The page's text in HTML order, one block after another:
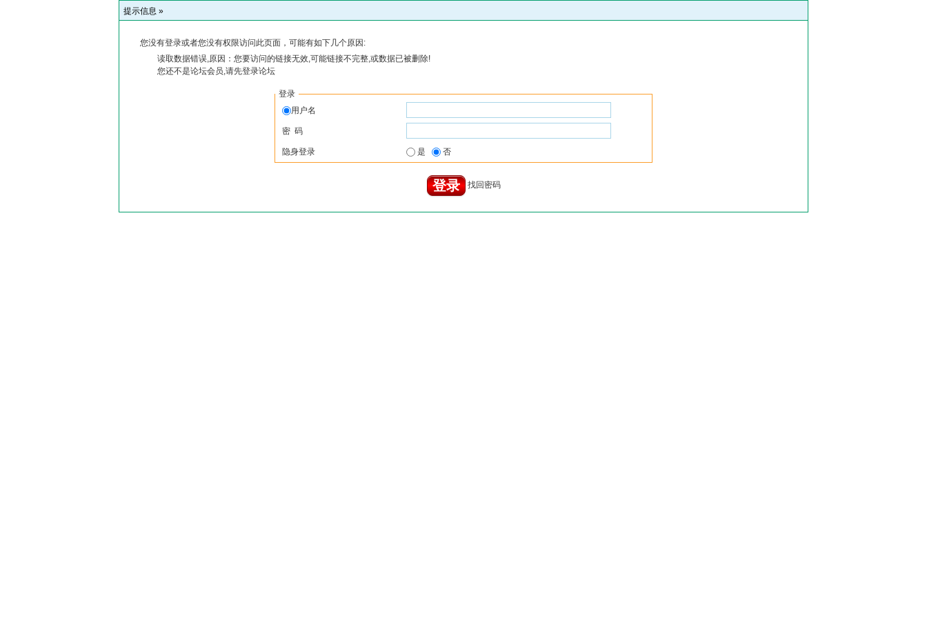
提示信息 »
您没有登录或者您没有权限访问此页面，可能有如下几个原因:
读取数据错误,原因：您要访问的链接无效,可能链接不完整,或数据已被删除!
您还不是论坛会员,请先登录论坛
登录
用户名
密 码
隐身登录 是 否
找回密码